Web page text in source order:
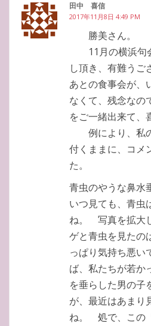
田中 喜信
2017年11月8日 4:49 PM
勝美さん。
11月の横浜句
し頂き、有難うご
あとの食事会が、
なくて、残念なの
をご一緒出来て、
例により、私
付くままに、コメ
た。
青虫のやうな鼻
いつ見ても、青虫
ね。 写真を拡大
ゲと青虫を見たの
っぱり気持ち悪
ば、私たちが若か
を垂らした男の子
が、最近はあまり
ね。 処で、この